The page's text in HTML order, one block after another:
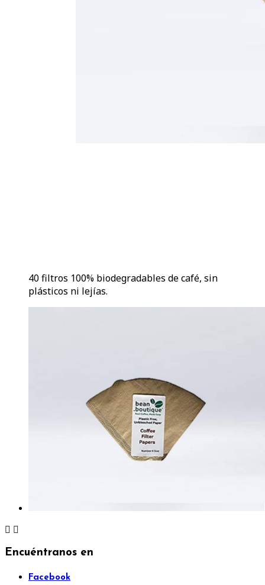
40 filtros 100% biodegradables de café, sin
plásticos ni lejías.
 
Encuéntranos en
Facebook